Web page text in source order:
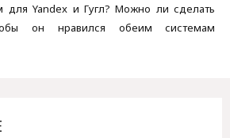
для Yandex и Гугл? Можно ли сделать
он нравился обеим системам